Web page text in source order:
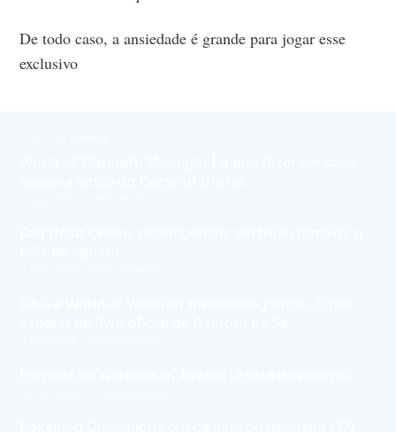
De todo caso, a ansiedade é grande para jogar esse
exclusivo